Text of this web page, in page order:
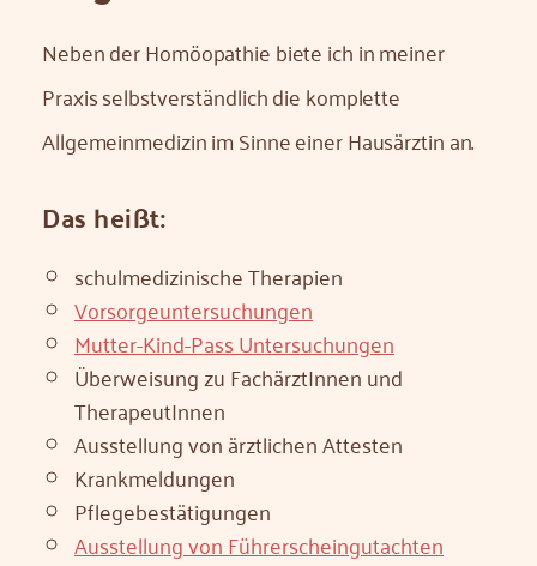
Neben der Homöopathie biete ich in meiner
Praxis selbstverständlich die komplette
Allgemeinmedizin im Sinne einer Hausärztin an.
Das heißt:
schulmedizinische Therapien
Vorsorgeuntersuchungen
Mutter-Kind-Pass Untersuchungen
Überweisung zu FachärztInnen und
TherapeutInnen
Ausstellung von ärztlichen Attesten
Krankmeldungen
Pflegebestätigungen
Ausstellung von Führerscheingutachten